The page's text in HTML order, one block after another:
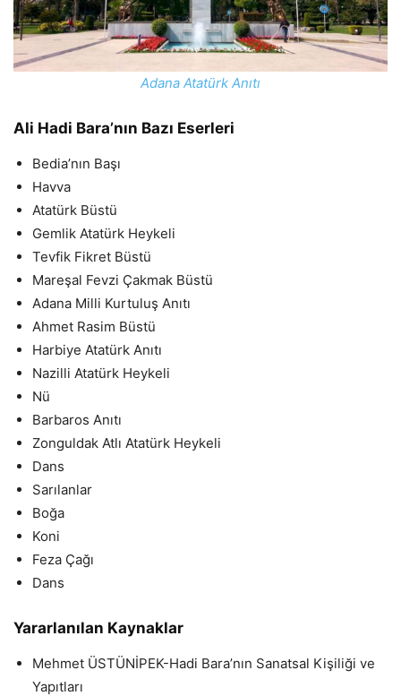
Adana Atatürk Anıtı
Ali Hadi Bara’nın Bazı Eserleri
Bedia’nın Başı
Havva
Atatürk Büstü
Gemlik Atatürk Heykeli
Tevfik Fikret Büstü
Mareşal Fevzi Çakmak Büstü
Adana Milli Kurtuluş Anıtı
Ahmet Rasim Büstü
Harbiye Atatürk Anıtı
Nazilli Atatürk Heykeli
Nü
Barbaros Anıtı
Zonguldak Atlı Atatürk Heykeli
Dans
Sarılanlar
Boğa
Koni
Feza Çağı
Dans
Yararlanılan Kaynaklar
Mehmet ÜSTÜNİPEK-Hadi Bara’nın Sanatsal Kişiliği ve
Yapıtları